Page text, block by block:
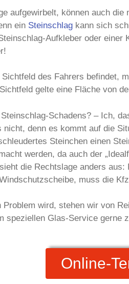
aufgewirbelt, können auch
ein Steinschlag kann sich
Aufkleber oder
des Fahrers befindet,
gelte eine Fläche von
Schadens? – Ich,
denn es kommt auf die
Steinchen einen
werden, da auch der
die Rechtslage anders
muss die
wird, stehen wir von
speziellen Glas-Service gerne
Online-